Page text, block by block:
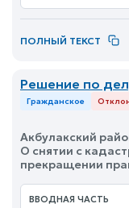
ПОЛНЫЙ ТЕКСТ
Решение по
Гражданское
Акбулакский
О снятии с
прекращении
ВВОДНАЯ ЧАСТЬ